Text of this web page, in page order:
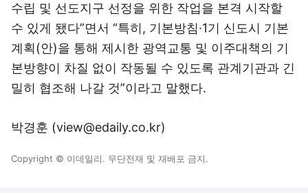
수립 및 선도지구 선정을 위한 작업을 본격 시작할
수 있게 됐다”면서 “특히, 기본방침·1기 신도시 기본
계획(안)을 통해 제시한 광역교통 및 이주대책의 기
본방향이 차질 없이 작동될 수 있도록 관계기관과 긴
밀히 협조해 나갈 것”이라고 말했다.
박경훈 (view@edaily.co.kr)
Copyright © 이데일리. 무단전재 및 재배포 금지.